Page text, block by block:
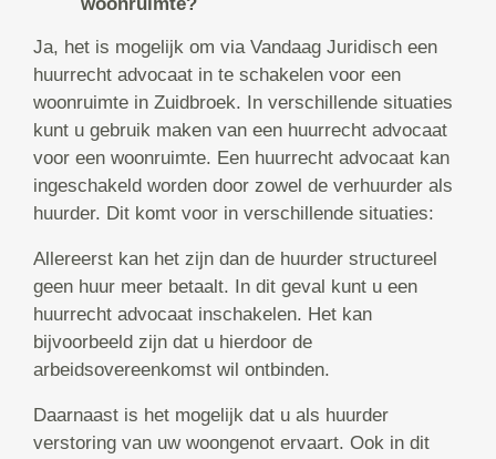
woonruimte?
Ja, het is mogelijk om via Vandaag Juridisch een
huurrecht advocaat in te schakelen voor een
woonruimte in Zuidbroek. In verschillende situaties
kunt u gebruik maken van een huurrecht advocaat
voor een woonruimte. Een huurrecht advocaat kan
ingeschakeld worden door zowel de verhuurder als
huurder. Dit komt voor in verschillende situaties:
Allereerst kan het zijn dan de huurder structureel
geen huur meer betaalt. In dit geval kunt u een
huurrecht advocaat inschakelen. Het kan
bijvoorbeeld zijn dat u hierdoor de
arbeidsovereenkomst wil ontbinden.
Daarnaast is het mogelijk dat u als huurder
verstoring van uw woongenot ervaart. Ook in dit